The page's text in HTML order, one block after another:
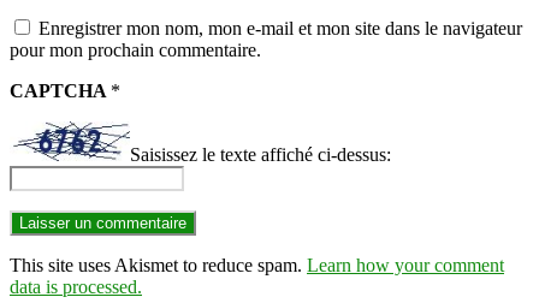
Enregistrer mon nom, mon e-mail et mon site dans le navigateur
pour mon prochain commentaire.
CAPTCHA *
Saisissez le texte affiché ci-dessus:
This site uses Akismet to reduce spam. Learn how your comment
data is processed.